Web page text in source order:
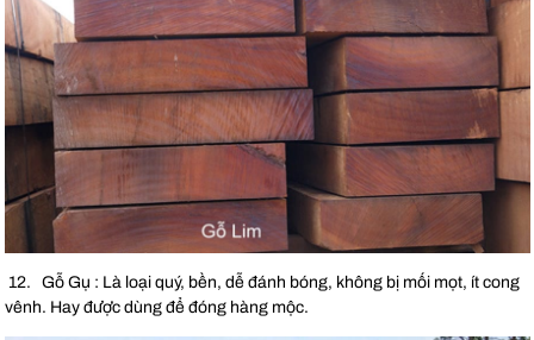
12. Gỗ Gụ : Là loại quý, bền, dễ đánh bóng, không bị mối mọt, ít cong
vênh. Hay được dùng để đóng hàng mộc.